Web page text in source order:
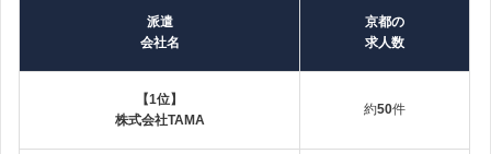
派遣
会社名
京都の
求人数
【1位】
株式会社TAMA
約50件